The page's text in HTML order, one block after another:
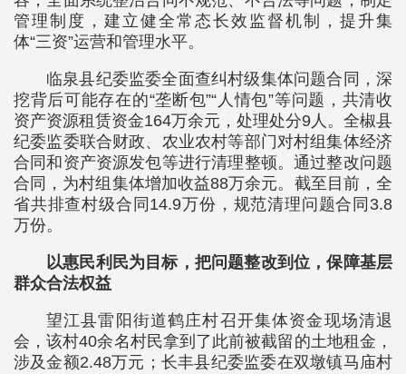
管理制度，建立健全常态长效监督机制，提升集
体“三资”运营和管理水平。
临泉县纪委监委全面查纠村级集体问题合同，深
挖背后可能存在的“垄断包”“人情包”等问题，共清收
资产资源租赁资金164万余元，处理处分9人。全椒县
纪委监委联合财政、农业农村等部门对村组集体经济
合同和资产资源发包等进行清理整顿。通过整改问题
合同，为村组集体增加收益88万余元。截至目前，全
省共排查村级合同14.9万份，规范清理问题合同3.8
万份。
以惠民利民为目标，把问题整改到位，保障基层
群众合法权益
望江县雷阳街道鹤庄村召开集体资金现场清退
会，该村40余名村民拿到了此前被截留的土地租金，
涉及金额2.48万元；长丰县纪委监委在双墩镇马庙村